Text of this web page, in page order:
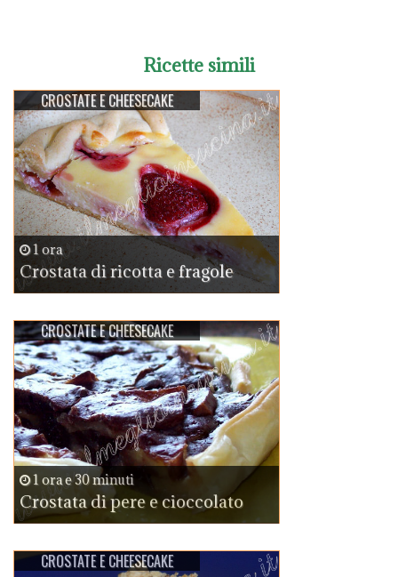
Ricette simili
CROSTATE E CHEESECAKE
1 ora
Crostata di ricotta e fragole
CROSTATE E CHEESECAKE
1 ora e 30 minuti
Crostata di pere e cioccolato
CROSTATE E CHEESECAKE